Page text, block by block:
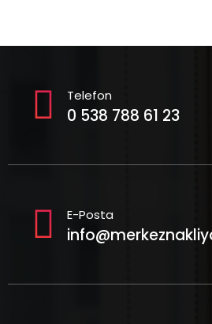
Telefon
0 538 788 61 23
E-Posta